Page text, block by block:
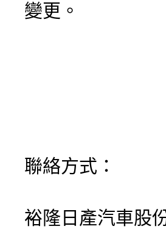
變更。
聯絡方式：
裕隆日產汽車股